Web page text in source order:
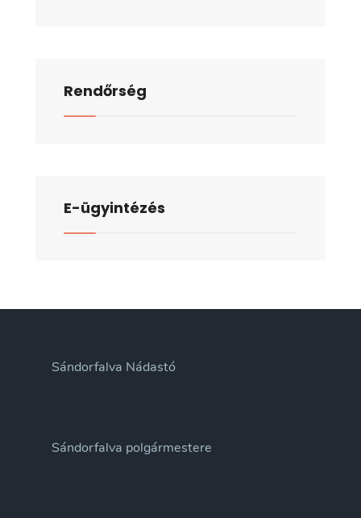
Rendőrség
E-ügyintézés
Sándorfalva Nádastó
Sándorfalva polgármestere